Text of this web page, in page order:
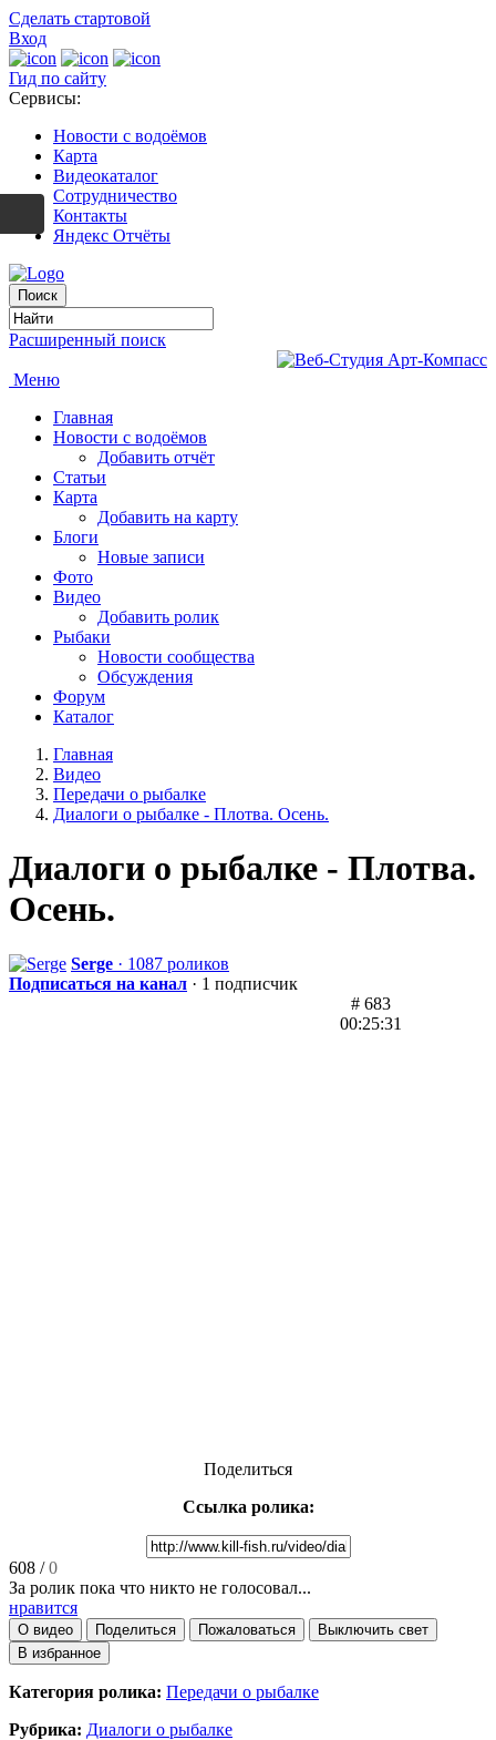
Сделать стартовой
Вход
Гид по сайту
Сервисы:
Новости с водоёмов
Карта
Видеокаталог
Сотрудничество
Контакты
Яндекс Отчёты
Расширенный поиск
Меню
Главная
Новости с водоёмов
Добавить отчёт
Статьи
Карта
Добавить на карту
Блоги
Новые записи
Фото
Видео
Добавить ролик
Рыбаки
Новости сообщества
Обсуждения
Форум
Каталог
Главная
Видео
Передачи о рыбалке
Диалоги о рыбалке - Плотва. Осень.
Диалоги о рыбалке - Плотва.
Осень.
Serge · 1087 роликов
Подписаться на канал · 1 подписчик
# 683
00:25:31
Поделиться
Ссылка ролика:
608 /0
За ролик пока что никто не голосовал...
нравится
О видео Поделиться Пожаловаться
Выключить свет
В избранное
Категория ролика: Передачи о рыбалке
Рубрика: Диалоги о рыбалке